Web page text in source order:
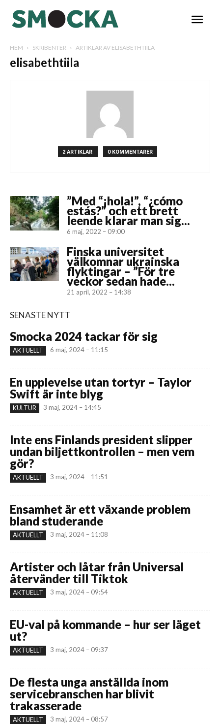
HEM SKRIBENTER ARTIKLAR AV ELISABETHTIILA
elisabethtiila
2 ARTIKLAR 0 KOMMENTARER
”Med “¡hola!”, “¿cómo
estás?” och ett brett
leende klarar man sig...
6 maj, 2022 – 09:00
Finska universitet
välkomnar ukrainska
flyktingar – ”För tre
veckor sedan hade...
21 april, 2022 – 14:38
SENASTE NYTT
Smocka 2024 tackar för sig
AKTUELLT 6 maj, 2024 – 11:15
En upplevelse utan tortyr – Taylor
Swift är inte blyg
KULTUR 3 maj, 2024 – 14:45
Inte ens Finlands president slipper
undan biljettkontrollen – men vem
gör?
AKTUELLT 3 maj, 2024 – 11:51
Ensamhet är ett växande problem
bland studerande
AKTUELLT 3 maj, 2024 – 11:08
Artister och låtar från Universal
återvänder till Tiktok
AKTUELLT 3 maj, 2024 – 09:54
EU-val på kommande – hur ser läget
ut?
AKTUELLT 3 maj, 2024 – 09:37
De flesta unga anställda inom
servicebranschen har blivit
trakasserade
AKTUELLT 3 maj, 2024 – 08:57